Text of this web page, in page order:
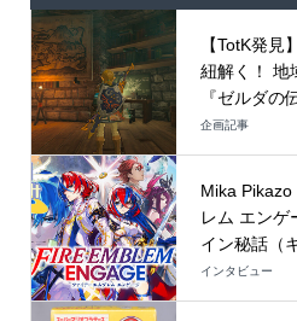
【TotK発
紐解く！ 地
『ゼルダの
企画記事
Mika
レム エンゲ
イン秘話（
インタビュー